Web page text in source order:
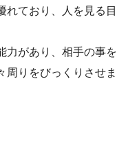
れており、人を見る目
力があり、相手の事を
周りをびっくりさせま